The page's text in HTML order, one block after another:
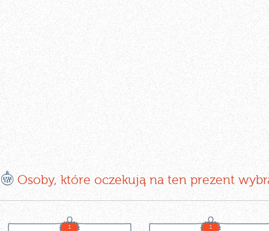
E Osoby, które oczekują na ten prezent
1 1